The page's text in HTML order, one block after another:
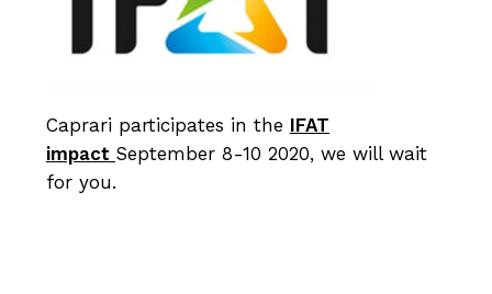
Caprari participates in the IFAT
impact September 8-10 2020, we will wait
for you.